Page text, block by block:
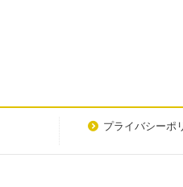
プライバシーポ